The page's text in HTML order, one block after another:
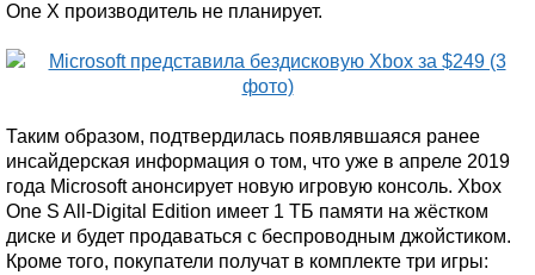
One X производитель не планирует.
Таким образом, подтвердилась появлявшаяся ранее
инсайдерская информация о том, что уже в апреле 2019
года Microsoft анонсирует новую игровую консоль. Xbox
One S All-Digital Edition имеет 1 ТБ памяти на жёстком
диске и будет продаваться с беспроводным джойстиком.
Кроме того, покупатели получат в комплекте три игры: